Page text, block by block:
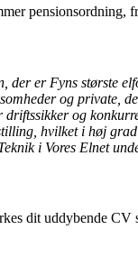
pensionsordning,
der er Fyns største
og private,
driftssikker og
hvilket i høj
i Vores Elnet
dit uddybende CV